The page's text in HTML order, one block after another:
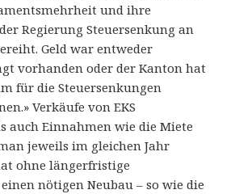
und ihre
Regierung Steuersenkung an
Geld war entweder
vorhanden oder der Kanton hat
für die Steuersenkungen
Verkäufe von EKS
auch Einnahmen wie die Miete
jeweils im gleichen Jahr
ohne längerfristige
nötigen Neubau – so wie die